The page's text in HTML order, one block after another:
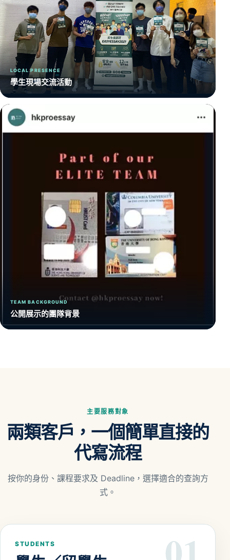
LOCAL PRESENCE
學生現場交流活動
TEAM BACKGROUND
公開展示的團隊背景
主要服務對象
兩類客戶，一個簡單直接的
代寫流程
按你的身份、課程要求及 Deadline，選擇適合的查詢方
式。
STUDENTS